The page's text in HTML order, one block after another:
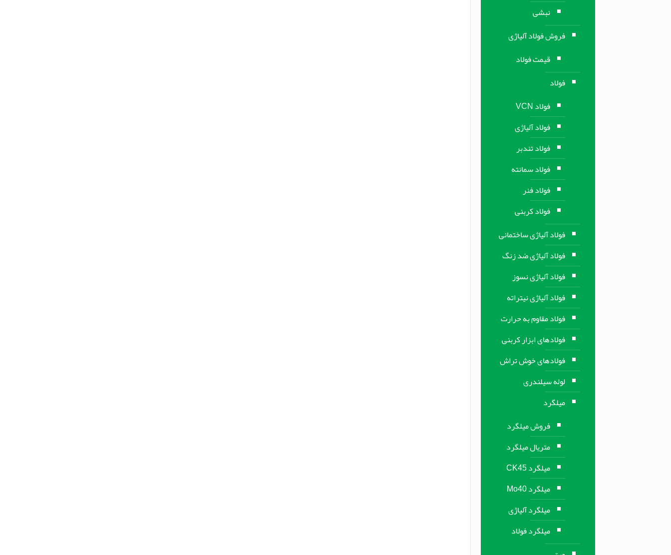
نبشی
فروش فولاد آلیاژی
قیمت فولاد
فولاد
فولاد VCN
فولاد آلیاژی
فولاد تندبر
فولاد سمانته
فولاد فنر
فولاد کربنی
فولاد آلیاژی ساختمانی
فولاد آلیاژی ضد زنگ
فولاد آلیاژی نسوز
فولاد آلیاژی نیتراته
فولاد مقاوم به حرارت
فولادهای ابزار کربنی
فولادهای خوش تراش
لوله سیلندری
میلگرد
فروش میلگرد
متریال میلگرد
میلگرد CK45
میلگرد Mo40
میلگرد آلیاژی
میلگرد فولاد